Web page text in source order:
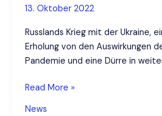
13. Oktober 2022
Russlands Krieg mit der Ukraine,
Erholung von den Auswirkungen
Pandemie und eine Dürre in
Der
Read More »
News